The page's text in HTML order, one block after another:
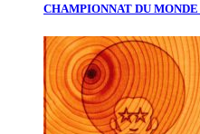
CHAMPIONNAT DU MONDE